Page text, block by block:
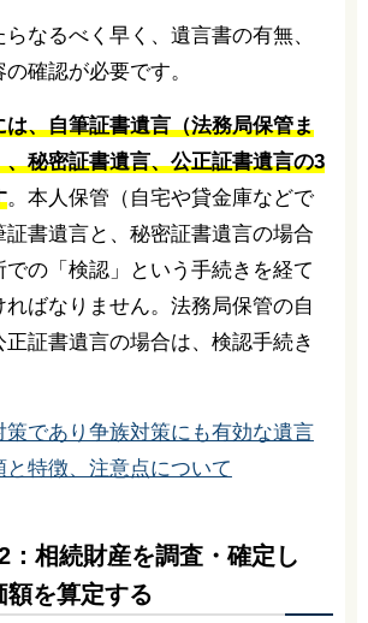
なるべく早く、遺言書の有無、
確認が必要です。
は、自筆証書遺言（法務局保管ま
、秘密証書遺言、公正証書遺言の3
。本人保管（自宅や貸金庫などで
書遺言と、秘密証書遺言の場合
での「検認」という手続きを経て
ればなりません。法務局保管の自
証書遺言の場合は、検認手続き
策であり争族対策にも有効な遺言
特徴、注意点について
：相続財産を調査・確定し
額を算定する